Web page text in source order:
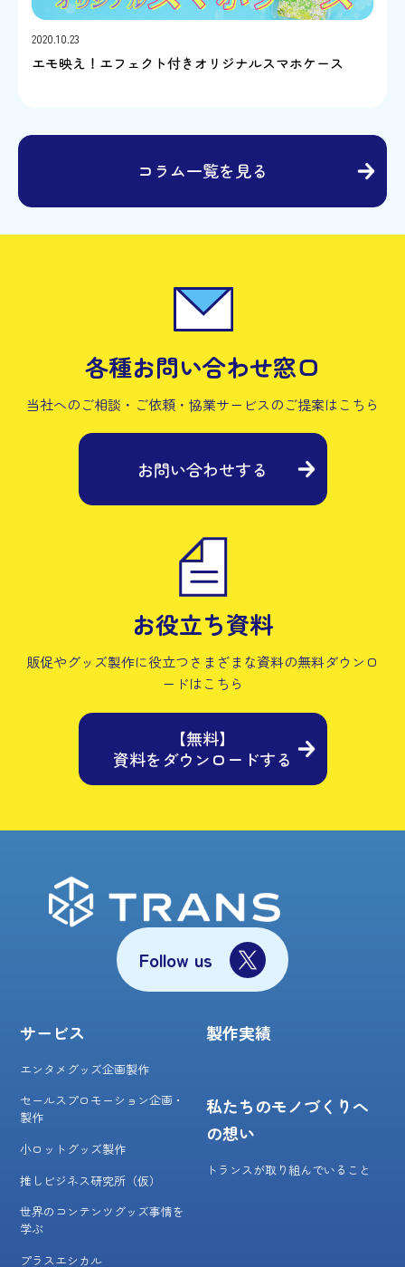
2020.10.23
エモ映え！エフェクト付きオリジナルスマホケース
コラム一覧を見る
各種お問い合わせ窓口
当社へのご相談・ご依頼・協業サービスのご提案はこちら
お問い合わせする
お役立ち資料
販促やグッズ製作に役立つさまざまな資料の無料ダウンロ
ードはこちら
【無料】
資料をダウンロードする
Follow us
サービス
エンタメグッズ企画製作
セールスプロモーション企画・
製作
小ロットグッズ製作
推しビジネス研究所（仮）
世界のコンテンツグッズ事情を
学ぶ
プラスエシカル
製作実績
私たちのモノづくりへ
の想い
トランスが取り組んでいること